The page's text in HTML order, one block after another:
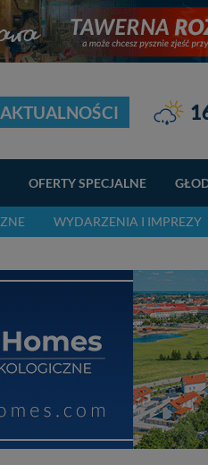
AKTUALNOŚCI
OFERTY SPECJALNE
WYDARZENIA I IMPREZY